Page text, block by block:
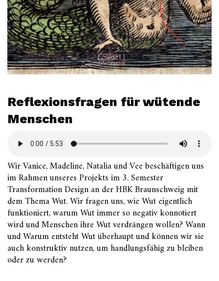
Reflexionsfragen für wütende
Menschen
Wir Vanice, Madeline, Natalia und Vee beschäftigen uns
im Rahmen unseres Projekts im 3. Semester
Transformation Design an der HBK Braunschweig mit
dem Thema Wut. Wir fragen uns, wie Wut eigentlich
funktioniert, warum Wut immer so negativ konnotiert
wird und Menschen ihre Wut verdrängen wollen? Wann
und Warum entsteht Wut überhaupt und können wir sie
auch konstruktiv nutzen, um handlungsfähig zu bleiben
oder zu werden?